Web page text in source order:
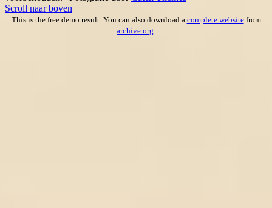
Scroll naar boven
This is the free demo result. You can also download a complete websitefrom
archive.org.